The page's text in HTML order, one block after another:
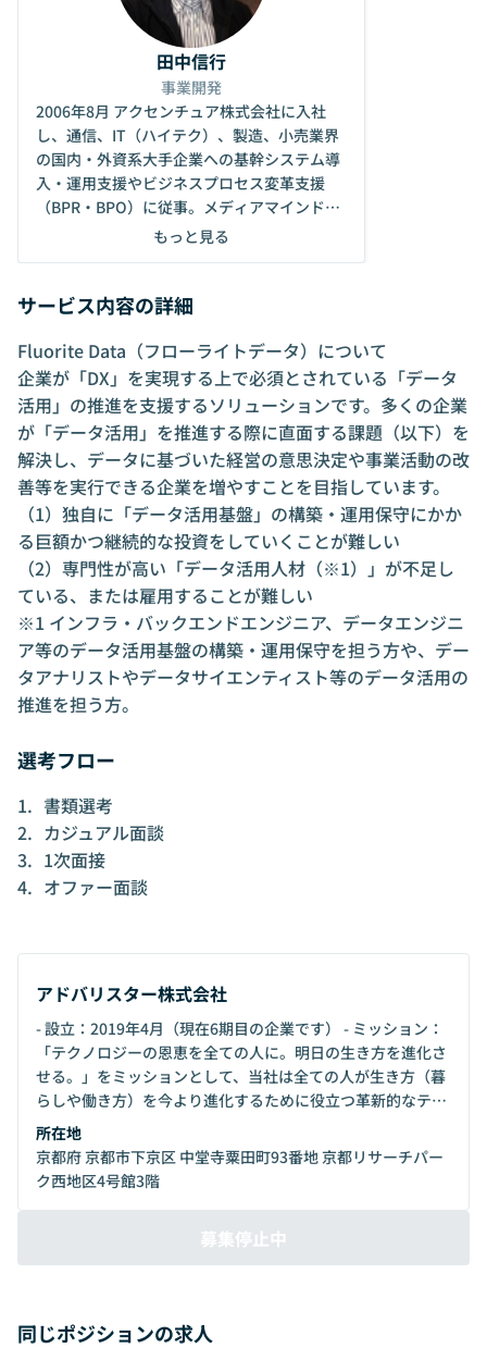
田中信行
事業開発
2006年8月 アクセンチュア株式会社に入社
し、通信、IT（ハイテク）、製造、小売業界
の国内・外資系大手企業への基幹システム導
入・運用支援やビジネスプロセス変革支援
（BPR・BPO）に従事。メディアマインドテ
クノロジーズ株式会社（DG MediaMind日本
タートアップ数社にて新規事業の開発支援に
ンバーとして参画し、取締役就任。事業開
発・経営企画、プロダクト開発、経営管理お
よびマーケティング部門の責任者を務め、同
社の成長に貢献。2019年4月 アドバリスター
株式会社を創業し、代表取締役 CEOに就任。
同社の経営、プロフェッショナルサービス事
業（データ利活用支援、事業開発支援、ビジ
ネスプロセス変革支援）およびDXソリューシ
ョン事業（サブスクリプションモデルの法人
向けソフトウェアの企画・開発）の立ち上げ
に従事。 ＜当社創業前および現職での経験
（18年間）による専門領域＞ （1）データ統
合・活用基盤の設計・構築・運用および社内
外でのデータ活用推進 （2）法人向けサービ
ス・ソリューションの事業開発（新規事業の
立ち上げ・既存事業の成長） （3）大手企業
ィング
もっと見る
サービス内容の詳細
Fluorite Data（フローライトデータ）について
企業が「DX」を実現する上で必須とされている「データ
活用」の推進を支援するソリューションです。多くの企業
が「データ活用」を推進する際に直面する課題（以下）を
解決し、データに基づいた経営の意思決定や事業活動の改
善等を実行できる企業を増やすことを目指しています。
（1）独自に「データ活用基盤」の構築・運用保守にかか
る巨額かつ継続的な投資をしていくことが難しい
（2）専門性が高い「データ活用人材（※1）」が不足し
ている、または雇用することが難しい
※1 インフラ・バックエンドエンジニア、データエンジニ
ア等のデータ活用基盤の構築・運用保守を担う方や、デー
タアナリストやデータサイエンティスト等のデータ活用の
推進を担う方。
選考フロー
書類選考
カジュアル面談
1次面接
オファー面談
アドバリスター株式会社
- 設立：2019年4月（現在6期目の企業です） - ミッション：
「テクノロジーの恩恵を全ての人に。明日の生き方を進化さ
せる。」をミッションとして、当社は全ての人が生き方（暮
らしや働き方）を今より進化するために役立つ革新的なテク
ノロジーの届け手・創り手となることによって、豊かな社会
の創造に貢献することを目指しています。 - ビジョン：代表
田中が専門とする領域での経験やノウハウを活かした「プロ
フェッショナルサービス事業」と「DXソリューション事業」
ン（DX）の実現に貢献していくことで、ミッションの実現を
目指しています。
所在地
京都府 京都市下京区 中堂寺粟田町93番地 京都リサーチパー
ク西地区4号館3階
募集停止中
同じポジションの求人